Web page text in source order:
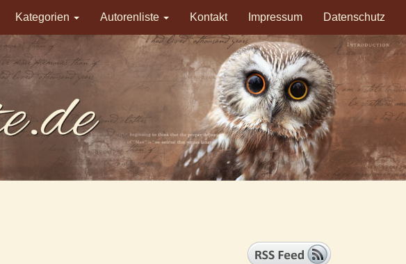
Kategorien Autorenliste Kontakt Impressum Datenschutz